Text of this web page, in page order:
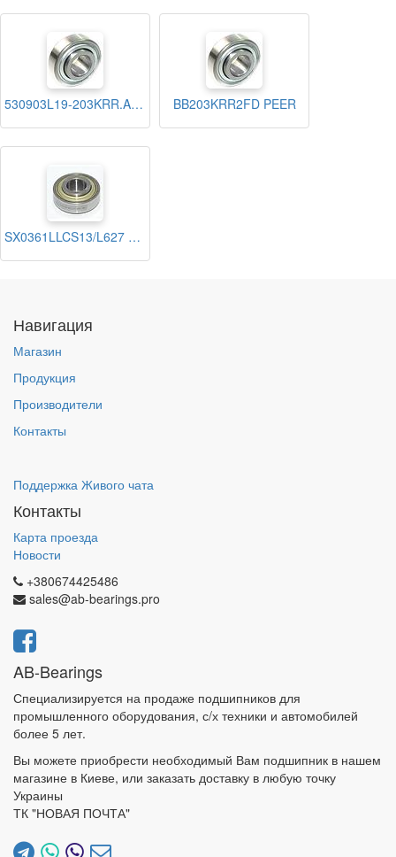
530903L19-203KRR.AH02 HARP BB203KRR2FD PEER
SX0361LLCS13/L627 NTN
Навигация
Магазин
Продукция
Производители
Контакты
Поддержка Живого чата
Контакты
Карта проезда
Новости
+380674425486
sales@ab-bearings.pro
AB-Bearings
Специализируется на продаже подшипников для
промышленного оборудования, с/х техники и автомобилей
более 5 лет.
Вы можете приобрести необходимый Вам подшипник в нашем
магазине в Киеве, или заказать доставку в любую точку
Украины
ТК "НОВАЯ ПОЧТА"